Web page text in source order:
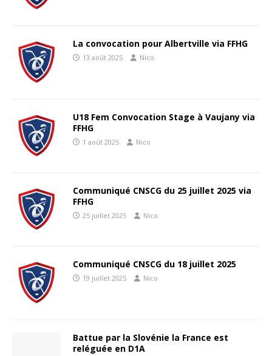
La convocation pour Albertville via FFHG
13 août 2025 Nico
U18 Fem Convocation Stage à Vaujany via
FFHG
1 août 2025 Nico
Communiqué CNSCG du 25 juillet 2025 via
FFHG
25 juillet 2025 Nico
Communiqué CNSCG du 18 juillet 2025
19 juillet 2025 Nico
Battue par la Slovénie la France est
reléguée en D1A